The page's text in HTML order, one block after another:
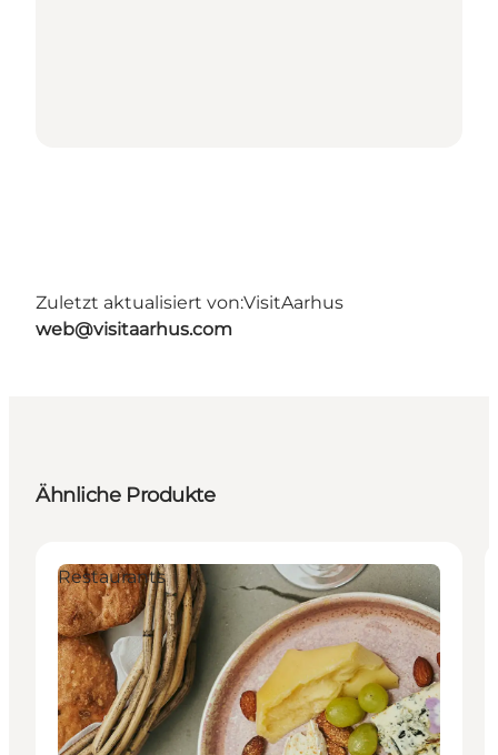
Zuletzt aktualisiert von:VisitAarhus
web@visitaarhus.com
Ähnliche Produkte
Restaurants